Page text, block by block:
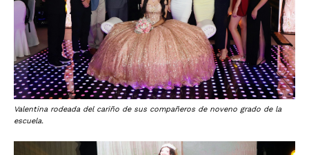
Valentina rodeada del cariño de sus compañeros de noveno grado de la
escuela.